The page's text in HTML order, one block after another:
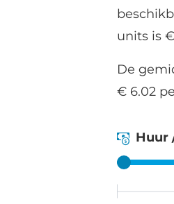
units is
De
€ 6.02
Huur